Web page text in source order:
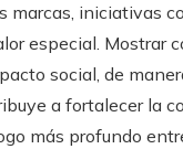
marcas, iniciativas
especial. Mostrar
social, de
a fortalecer la
más profundo